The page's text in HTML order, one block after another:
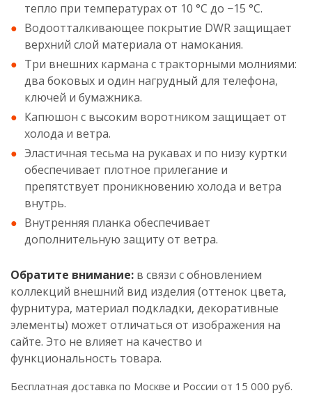
тепло при температурах от 10 °С до −15 °С.
Водоотталкивающее покрытие DWR защищает
верхний слой материала от намокания.
Три внешних кармана с тракторными молниями:
два боковых и один нагрудный для телефона,
ключей и бумажника.
Капюшон с высоким воротником защищает от
холода и ветра.
Эластичная тесьма на рукавах и по низу куртки
обеспечивает плотное прилегание и
препятствует проникновению холода и ветра
внутрь.
Внутренняя планка обеспечивает
дополнительную защиту от ветра.
Обратите внимание: в связи с обновлением
коллекций внешний вид изделия (оттенок цвета,
фурнитура, материал подкладки, декоративные
элементы) может отличаться от изображения на
сайте. Это не влияет на качество и
функциональность товара.
Бесплатная доставка по Москве и России от 15 000 руб.